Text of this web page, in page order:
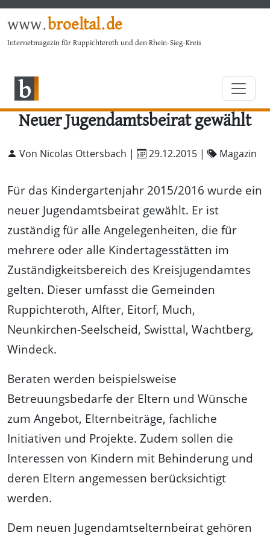
www.broeltal.de
Internetmagazin für Ruppichteroth und den Rhein-Sieg-Kreis
Neuer Jugendamtsbeirat gewählt
Von Nicolas Ottersbach | 29.12.2015 | Magazin
Für das Kindergartenjahr 2015/2016 wurde ein
neuer Jugendamtsbeirat gewählt. Er ist
zuständig für alle Angelegenheiten, die für
mehrere oder alle Kindertagesstätten im
Zuständigkeitsbereich des Kreisjugendamtes
gelten. Dieser umfasst die Gemeinden
Ruppichteroth, Alfter, Eitorf, Much,
Neunkirchen-Seelscheid, Swisttal, Wachtberg,
Windeck.
Beraten werden beispielsweise
Betreuungsbedarfe der Eltern und Wünsche
zum Angebot, Elternbeiträge, fachliche
Initiativen und Projekte. Zudem sollen die
Interessen von Kindern mit Behinderung und
deren Eltern angemessen berücksichtigt
werden.
Dem neuen Jugendamtselternbeirat gehören